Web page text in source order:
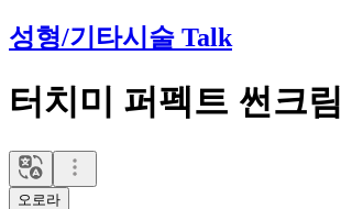
성형/기타시술 Talk
터치미 퍼펙트 썬크림
오로라